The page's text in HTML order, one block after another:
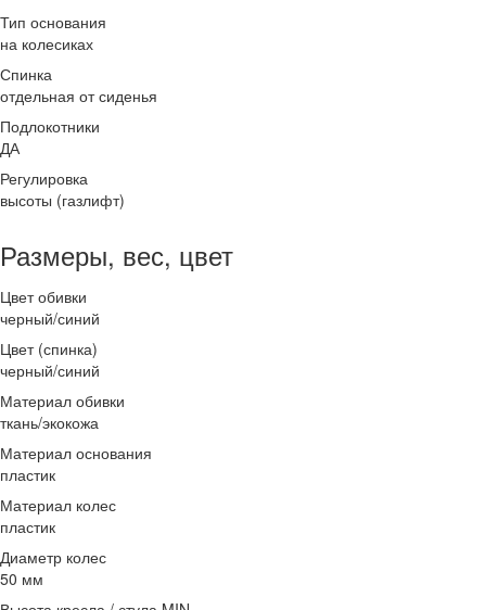
Тип основания
на колесиках
Спинка
отдельная от сиденья
Подлокотники
ДА
Регулировка
высоты (газлифт)
Размеры, вес, цвет
Цвет обивки
черный/синий
Цвет (спинка)
черный/синий
Материал обивки
ткань/экокожа
Материал основания
пластик
Материал колес
пластик
Диаметр колес
50 мм